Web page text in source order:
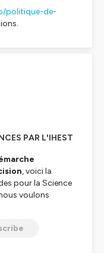
politique-de-
PAR L'IHEST
, voici la
pour la Science
voulons
complexes